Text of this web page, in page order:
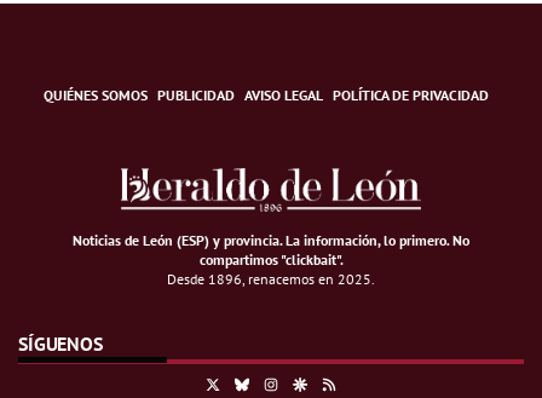
QUIÉNES SOMOS PUBLICIDAD AVISO LEGAL POLÍTICA DE PRIVACIDAD
Noticias de León (ESP) y provincia. La información, lo primero.No
compartimos "clickbait".
Desde 1896, renacemos en 2025.
SÍGUENOS
BlueskyInstagramGoogle Discover